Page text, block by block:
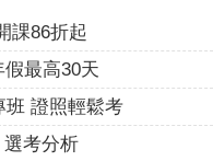
課86折起
假最高30天
班 證照輕鬆考
選考分析